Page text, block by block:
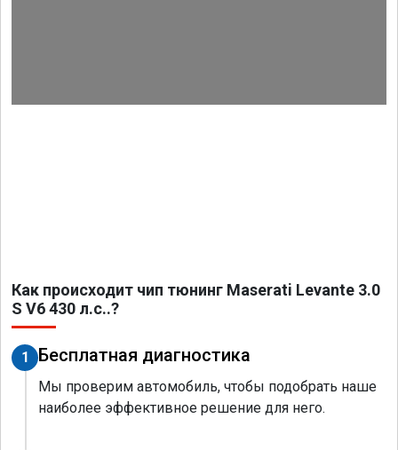
Как происходит чип тюнинг Maserati Levante 3.0
S V6 430 л.с..?
1 Бесплатная диагностика
Мы проверим автомобиль, чтобы подобрать наше
наиболее эффективное решение для него.